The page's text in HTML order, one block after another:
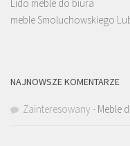
Lido meble do biura
meble Smoluchowskiego
NAJNOWSZE KOMENTARZE
Zainteresowany - Meble